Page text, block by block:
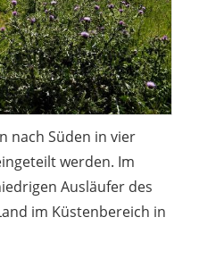
nach Süden in vier
werden. Im
Ausläufer des
im Küstenbereich in